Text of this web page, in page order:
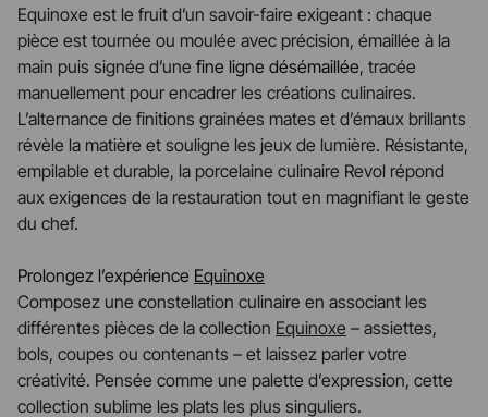
Equinoxe est le fruit d’un savoir-faire exigeant : chaque
pièce est tournée ou moulée avec précision, émaillée à la
main puis signée d’une fine ligne désémaillée, tracée
manuellement pour encadrer les créations culinaires.
L’alternance de finitions grainées mates et d’émaux brillants
révèle la matière et souligne les jeux de lumière. Résistante,
empilable et durable, la porcelaine culinaire Revol répond
aux exigences de la restauration tout en magnifiant le geste
du chef.
Prolongez l’expérience Equinoxe
Composez une constellation culinaire en associant les
différentes pièces de la collection Equinoxe – assiettes,
bols, coupes ou contenants – et laissez parler votre
créativité. Pensée comme une palette d’expression, cette
collection sublime les plats les plus singuliers.